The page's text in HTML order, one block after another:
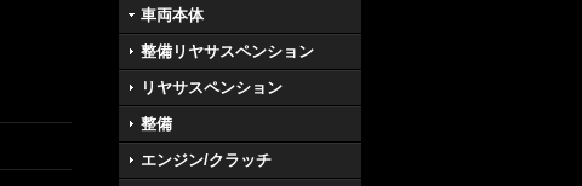
車両本体
整備リヤサスペンション
リヤサスペンション
整備
エンジン/クラッチ